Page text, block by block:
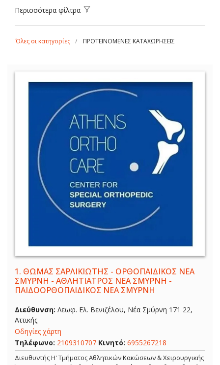
Περισσότερα φίλτρα
Όλες οι κατηγορίες ΠΡΟΤΕΙΝΟΜΕΝΕΣ ΚΑΤΑΧΩΡΗΣΕΙΣ
1. ΘΩΜΑΣ ΣΑΡΛΙΚΙΩΤΗΣ - ΟΡΘΟΠΑΙΔΙΚΟΣ ΝΕΑ
ΣΜΥΡΝΗ - ΑΘΛΗΤΙΑΤΡΟΣ ΝΕΑ ΣΜΥΡΝΗ -
ΠΑΙΔΟΟΡΘΟΠΑΙΔΙΚΟΣ ΝΕΑ ΣΜΥΡΝΗ
Διεύθυνση: Λεωφ. Ελ. Βενιζέλου, Νέα Σμύρνη 171 22,
Αττικής
Οδηγίες χάρτη
Τηλέφωνο: 2109310707 Κινητό: 6955267218
Διευθυντής Η' Τμήματος Αθλητικών Κακώσεων & Χειρουργικής